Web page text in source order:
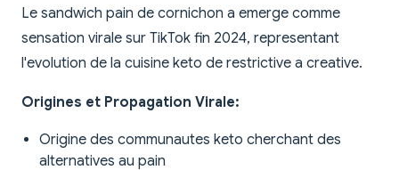
Le sandwich pain de cornichon a emerge comme
sensation virale sur TikTok fin 2024, representant
l'evolution de la cuisine keto de restrictive a creative.
Origines et Propagation Virale:
Origine des communautes keto cherchant des
alternatives au pain